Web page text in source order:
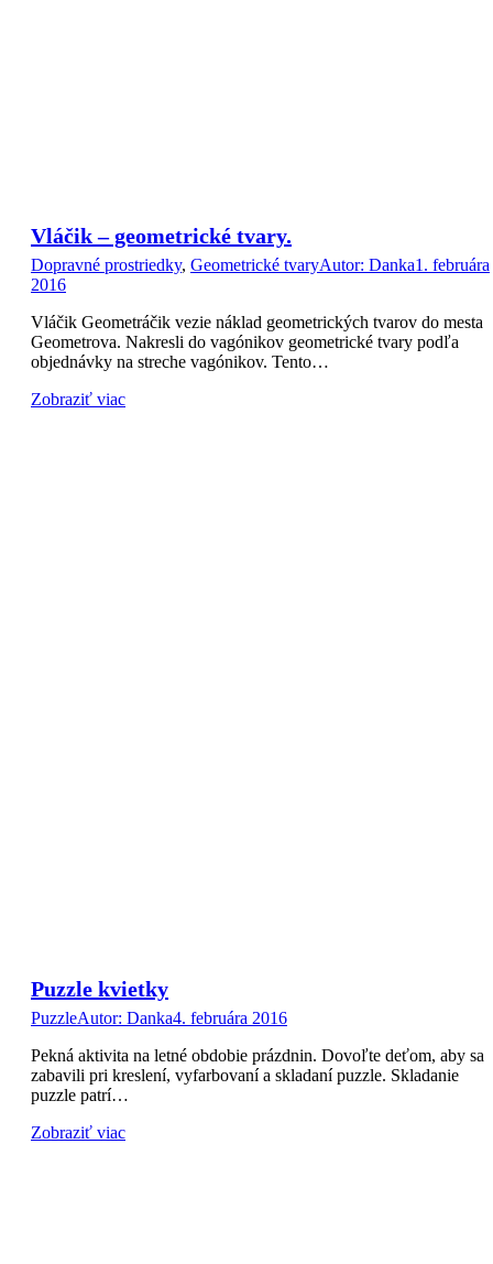
Vláčik – geometrické tvary.
Dopravné prostriedky, Geometrické tvaryAutor: Danka1. februára
2016
Vláčik Geometráčik vezie náklad geometrických tvarov do mesta
Geometrova. Nakresli do vagónikov geometrické tvary podľa
objednávky na streche vagónikov. Tento…
Zobraziť viac
Puzzle kvietky
PuzzleAutor: Danka4. februára 2016
Pekná aktivita na letné obdobie prázdnin. Dovoľte deťom, aby sa
zabavili pri kreslení, vyfarbovaní a skladaní puzzle. Skladanie
puzzle patrí…
Zobraziť viac